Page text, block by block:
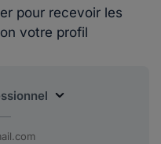
pour recevoir les
votre profil